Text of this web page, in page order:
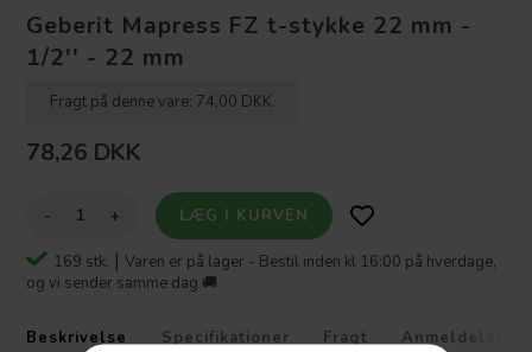
Geberit Mapress FZ t-stykke 22 mm -
1/2'' - 22 mm
Fragt på denne vare: 74,00 DKK.
78,26 DKK
- +
169 stk. ⎮Varen er på lager - Bestil inden kl 16:00 på hverdage,
og vi sender samme dag 🚚
Beskrivelse Specifikationer Fragt Anmeldelser